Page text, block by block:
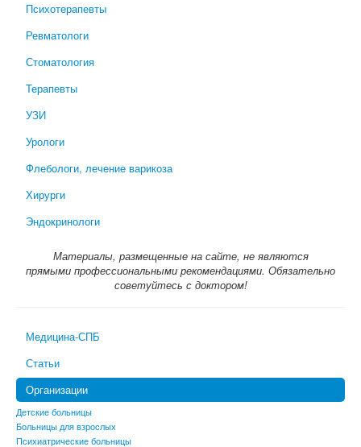
Психотерапевты
Ревматологи
Стоматология
Терапевты
УЗИ
Урологи
Флебологи, лечение варикоза
Хирурги
Эндокринологи
Материалы, размещенные на сайте, не являются
прямыми профессиональными рекомендациями. Обязательно
советуйтесь с доктором!
Медицина-СПБ
Статьи
Организации
Детские больницы
Больницы для взрослых
Психиатрические больницы